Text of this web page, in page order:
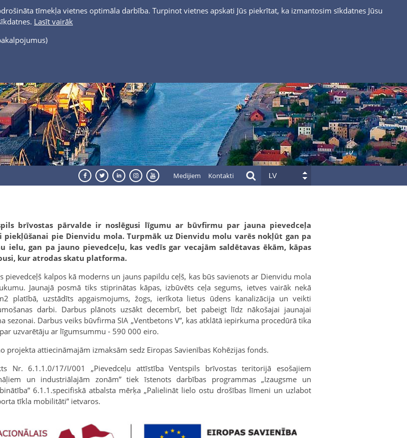
tīmekļa vietnes optimāla darbība. Turpinot vietnes apskati Jūs piekrītat, ka izmantosim sīkdatnes Jūsu
Lasīt vairāk
Medijiem Kontakti LV
brīvostas pārvalde ir noslēgusi līgumu ar būvfirmu par jauna pievedceļa
piekļūšanai pie Dienvidu mola. Turpmāk uz Dienvidu molu varēs nokļūt gan pa
ielu, gan pa jauno pievedceļu, kas vedīs gar vecajām saldētavas ēkām, kāpas
kur atrodas skatu platforma.
pievedceļš kalpos kā moderns un jauns papildu ceļš, kas būs savienots ar Dienvidu mola
Jaunajā posmā tiks stiprinātas kāpas, izbūvēts ceļa segums, ietves vairāk nekā
platībā, uzstādīts apgaismojums, žogs, ierīkota lietus ūdens kanalizācija un veikti
darbi. Darbus plānots uzsākt decembrī, bet pabeigt līdz nākošajai jaunajai
sezonai. Darbus veiks būvfirma SIA „Ventbetons V”, kas atklātā iepirkuma procedūrā tika
uzvarētāju ar līgumsummu - 590 000 eiro.
projekta attiecināmajām izmaksām sedz Eiropas Savienības Kohēzijas fonds.
Nr. 6.1.1.0/17/I/001 „Pievedceļu attīstība Ventspils brīvostas teritorijā esošajiem
un industriālajām zonām” tiek īstenots darbības programmas „Izaugsme un
6.1.1.specifiskā atbalsta mērķa „Palielināt lielo ostu drošības līmeni un uzlabot
tīkla mobilitāti” ietvaros.